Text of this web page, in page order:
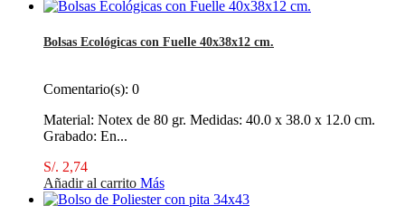
Bolsas Ecológicas con Fuelle 40x38x12 cm.
Comentario(s): 0
Material: Notex de 80 gr. Medidas: 40.0 x 38.0 x 12.0 cm.
Grabado: En...
S/. 2,74
Añadir al carrito Más